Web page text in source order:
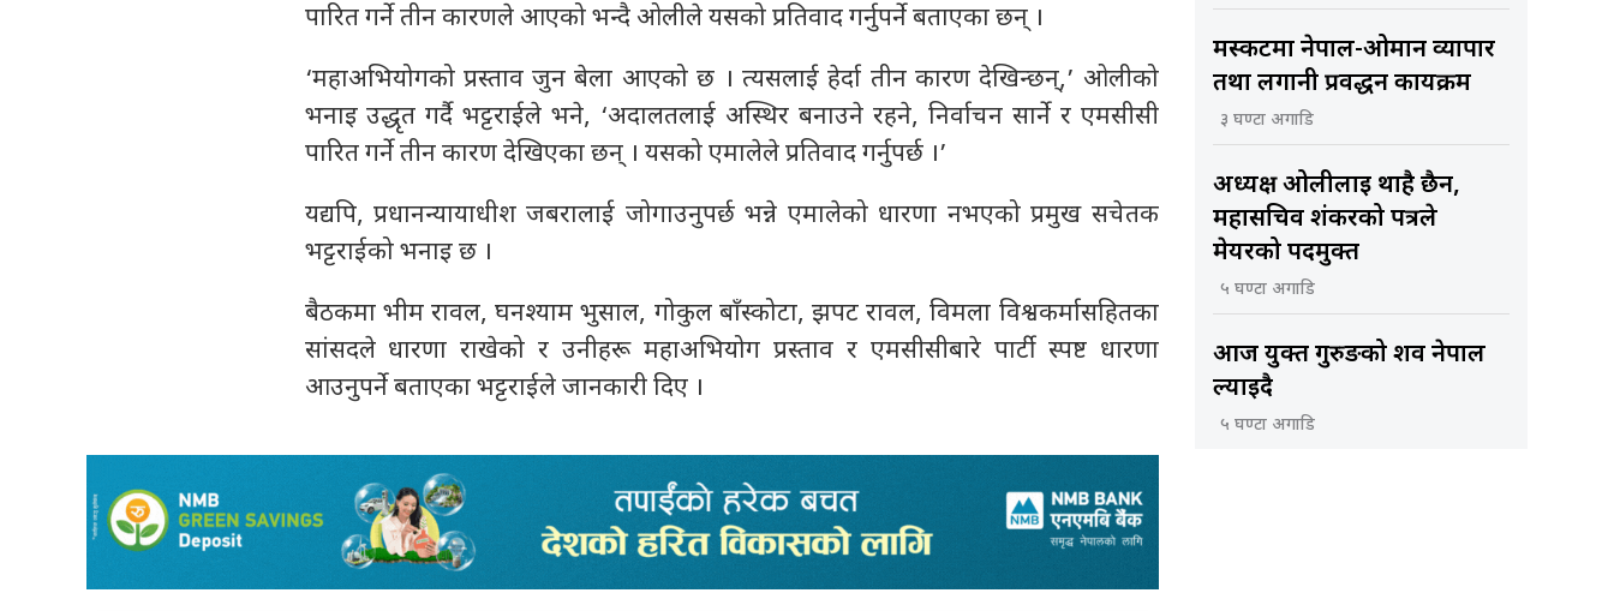
पारित गर्ने तीन कारणले आएको भन्दै ओलीले यसको प्रतिवाद गर्नुपर्ने बताएका छन् ।
‘महाअभियोगको प्रस्ताव जुन बेला आएको छ । त्यसलाई हेर्दा तीन कारण देखिन्छन्,’ ओलीको
भनाइ उद्धृत गर्दै भट्टराईले भने, ‘अदालतलाई अस्थिर बनाउने रहने, निर्वाचन सार्ने र एमसीसी
पारित गर्ने तीन कारण देखिएका छन् । यसको एमालेले प्रतिवाद गर्नुपर्छ ।’
यद्यपि, प्रधानन्यायाधीश जबरालाई जोगाउनुपर्छ भन्ने एमालेको धारणा नभएको प्रमुख सचेतक
भट्टराईको भनाइ छ ।
बैठकमा भीम रावल, घनश्याम भुसाल, गोकुल बाँस्कोटा, झपट रावल, विमला विश्वकर्मासहितका
सांसदले धारणा राखेको र उनीहरू महाअभियोग प्रस्ताव र एमसीसीबारे पार्टी स्पष्ट धारणा
आउनुपर्ने बताएका भट्टराईले जानकारी दिए ।
मस्कटमा नेपाल-ओमान व्यापार
तथा लगानी प्रवर्द्धन कार्यक्रम
३ घण्टा अगाडि
अध्यक्ष ओलीलाई थाहै छैन,
महासचिव शंकरको पत्रले
मेयरको पदमुक्त
५ घण्टा अगाडि
आज युक्त गुरुङको शव नेपाल
ल्याइदै
५ घण्टा अगाडि